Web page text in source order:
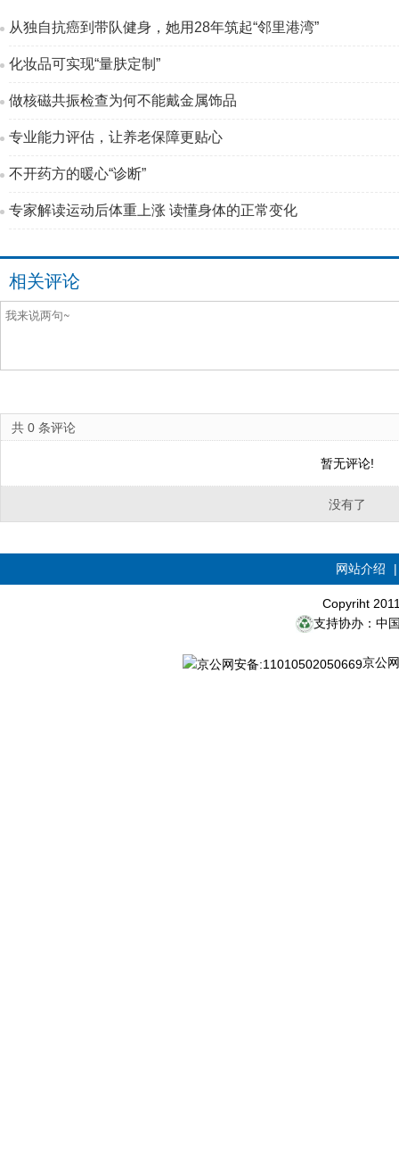
从独自抗癌到带队健身，她用28年筑起“邻里港湾”
化妆品可实现“量肤定制”
做核磁共振检查为何不能戴金属饰品
专业能力评估，让养老保障更贴心
不开药方的暖心“诊断”
专家解读运动后体重上涨 读懂身体的正常变化
相关评论
共 0 条评论
暂无评论!
没有了
网站介绍
Copyriht
支持协办：中
京公